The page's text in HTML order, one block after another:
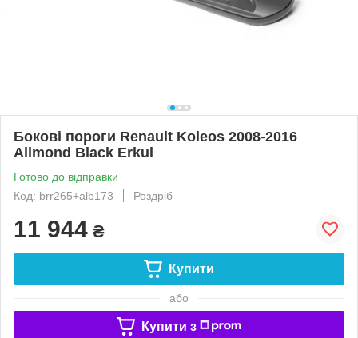
Бокові пороги Renault Koleos 2008-2016
Allmond Black Erkul
Готово до відправки
Код: brr265+alb173
Роздріб
11 944 ₴
Купити
або
Купити з